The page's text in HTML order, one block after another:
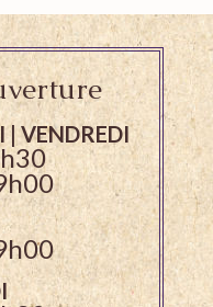
| VENDREDI